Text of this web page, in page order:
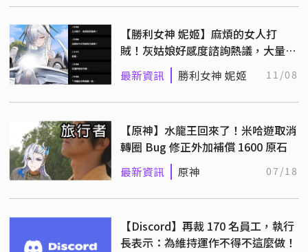
【勝利女神 妮姬】麻煩的女人打
賊！灰姑娘好感度諮詢熱議，大量鋼
鐵直男怎麼選都錯
最新資訊 勝利女神 妮姬 11/08
【原神】水龍王回來了！米哈遊取消
轉圈 Bug 修正外加補償 1600 原石
最新資訊 原神 07/18
【Discord】再裁 170 名員工，執行
長表示：為維持運作不得不這麼做！